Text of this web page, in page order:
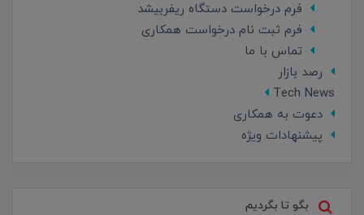
فرم درخواست دستگاه ریفربیشد
فرم ثبت نام درخواست همکاری
تماس با ما
رصد بازار
Tech News
دعوت به همکاری
پیشنهادات ویژه
بگو تا بگردیم